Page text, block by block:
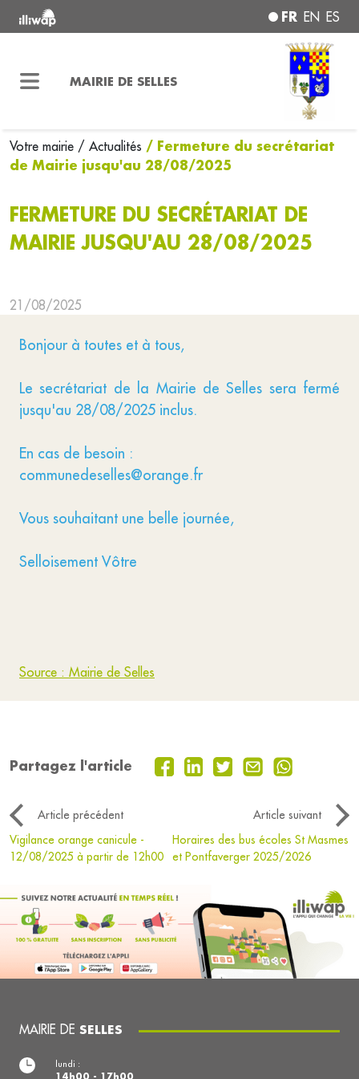
FR EN ES
MAIRIE DE SELLES
Votre mairie / Actualités / Fermeture du secrétariat
de Mairie jusqu'au 28/08/2025
FERMETURE DU SECRÉTARIAT DE
MAIRIE JUSQU'AU 28/08/2025
21/08/2025
Bonjour à toutes et à tous,
Le secrétariat de la Mairie de Selles sera fermé
jusqu'au 28/08/2025 inclus.
En cas de besoin :
communedeselles@orange.fr
Vous souhaitant une belle journée,
Selloisement Vôtre
Source : Mairie de Selles
Partagez l'article
Article précédent
Article suivant
Vigilance orange canicule -
12/08/2025 à partir de 12h00
Horaires des bus écoles St Masmes
et Pontfaverger 2025/2026
MAIRIE DE SELLES
lundi :
14h00 - 17h00